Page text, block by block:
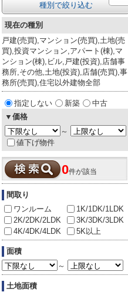
種別で絞り込む
現在の種別
戸建(売買),マンション(売買),土地(売
買),投資マンション,アパート(棟),マ
ンション(棟),ビル,戸建(投資),店舗事
務所,その他,土地(投資),店舗(売買),事
務所(売買),住宅以外建物全部
指定しない 新築
中古
▼価格
～
値下げ物件
0件が該当
間取り
ワンルーム
1K/1DK/1LDK
2K/2DK/2LDK
3K/3DK/3LDK
4K/4DK/4LDK
5K以上
面積
～
土地面積